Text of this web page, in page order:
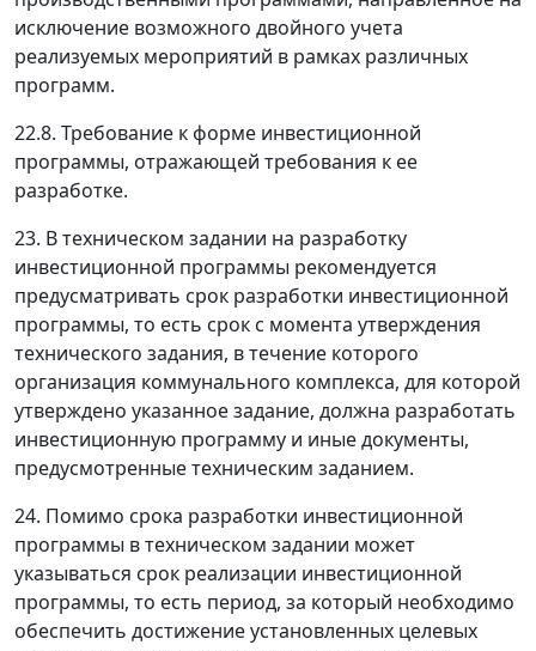
исключение возможного двойного учета
реализуемых мероприятий в рамках различных
программ.
22.8. Требование к форме инвестиционной
программы, отражающей требования к ее
разработке.
23. В техническом задании на разработку
инвестиционной программы рекомендуется
предусматривать срок разработки инвестиционной
программы, то есть срок с момента утверждения
технического задания, в течение которого
организация коммунального комплекса, для которой
утверждено указанное задание, должна разработать
инвестиционную программу и иные документы,
предусмотренные техническим заданием.
24. Помимо срока разработки инвестиционной
программы в техническом задании может
указываться срок реализации инвестиционной
программы, то есть период, за который необходимо
обеспечить достижение установленных целевых